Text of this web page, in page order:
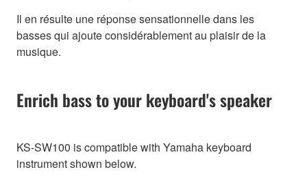
Il en résulte une réponse sensationnelle dans les
basses qui ajoute considérablement au plaisir de la
musique.
Enrich bass to your keyboard's speaker
KS-SW100 is compatible with Yamaha keyboard
instrument shown below.